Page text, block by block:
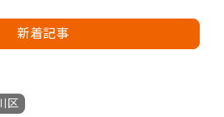
新着記事
区